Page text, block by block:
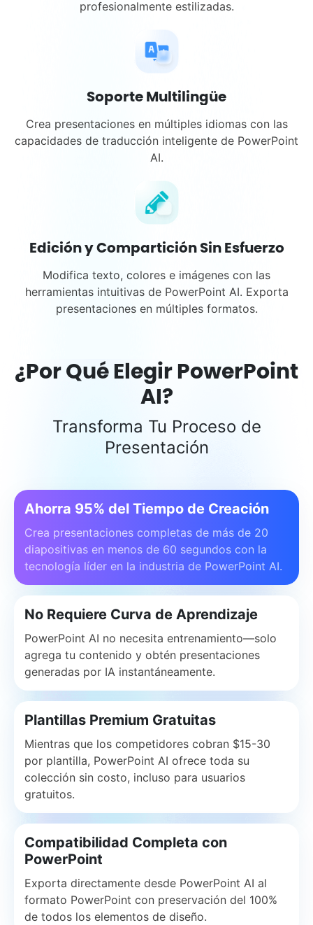
profesionalmente estilizadas.
Soporte Multilingüe
Crea presentaciones en múltiples idiomas con las
capacidades de traducción inteligente de PowerPoint
AI.
Edición y Compartición Sin Esfuerzo
Modifica texto, colores e imágenes con las
herramientas intuitivas de PowerPoint AI. Exporta
presentaciones en múltiples formatos.
¿Por Qué Elegir PowerPoint
AI?
Transforma Tu Proceso de
Presentación
Ahorra 95% del Tiempo de Creación
Crea presentaciones completas de más de 20
diapositivas en menos de 60 segundos con la
tecnología líder en la industria de PowerPoint AI.
No Requiere Curva de Aprendizaje
PowerPoint AI no necesita entrenamiento—solo
agrega tu contenido y obtén presentaciones
generadas por IA instantáneamente.
Plantillas Premium Gratuitas
Mientras que los competidores cobran $15-30
por plantilla, PowerPoint AI ofrece toda su
colección sin costo, incluso para usuarios
gratuitos.
Compatibilidad Completa con
PowerPoint
Exporta directamente desde PowerPoint AI al
formato PowerPoint con preservación del 100%
de todos los elementos de diseño.